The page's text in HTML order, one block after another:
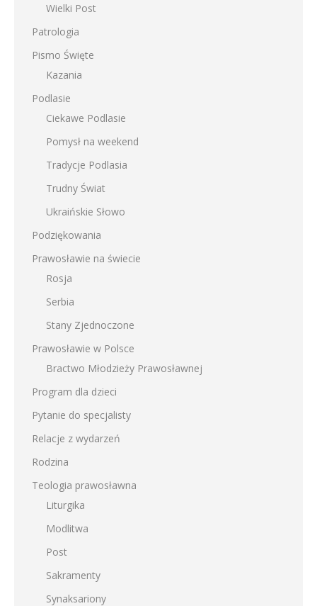
Wielki Post
Patrologia
Pismo Święte
Kazania
Podlasie
Ciekawe Podlasie
Pomysł na weekend
Tradycje Podlasia
Trudny Świat
Ukraińskie Słowo
Podziękowania
Prawosławie na świecie
Rosja
Serbia
Stany Zjednoczone
Prawosławie w Polsce
Bractwo Młodzieży Prawosławnej
Program dla dzieci
Pytanie do specjalisty
Relacje z wydarzeń
Rodzina
Teologia prawosławna
Liturgika
Modlitwa
Post
Sakramenty
Synaksariony